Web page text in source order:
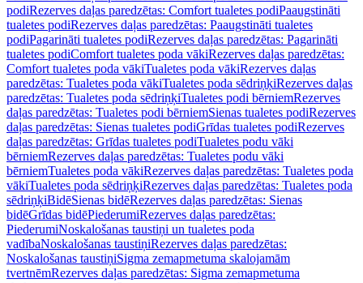
podiRezerves daļas paredzētas: Comfort tualetes podiPaaugstināti
tualetes podiRezerves daļas paredzētas: Paaugstināti tualetes
podiPagarināti tualetes podiRezerves daļas paredzētas: Pagarināti
tualetes podiComfort tualetes poda vākiRezerves daļas paredzētas:
Comfort tualetes poda vākiTualetes poda vākiRezerves daļas
paredzētas: Tualetes poda vākiTualetes poda sēdriņķiRezerves daļas
paredzētas: Tualetes poda sēdriņķiTualetes podi bērniemRezerves
daļas paredzētas: Tualetes podi bērniemSienas tualetes podiRezerves
daļas paredzētas: Sienas tualetes podiGrīdas tualetes podiRezerves
daļas paredzētas: Grīdas tualetes podiTualetes podu vāki
bērniemRezerves daļas paredzētas: Tualetes podu vāki
bērniemTualetes poda vākiRezerves daļas paredzētas: Tualetes poda
vākiTualetes poda sēdriņķiRezerves daļas paredzētas: Tualetes poda
sēdriņķiBidēSienas bidēRezerves daļas paredzētas: Sienas
bidēGrīdas bidēPiederumiRezerves daļas paredzētas:
PiederumiNoskalošanas taustiņi un tualetes poda
vadībaNoskalošanas taustiņiRezerves daļas paredzētas:
Noskalošanas taustiņiSigma zemapmetuma skalojamām
tvertnēmRezerves daļas paredzētas: Sigma zemapmetuma